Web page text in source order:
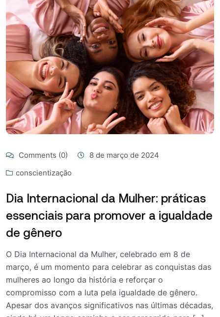
Comments (0)
8 de março de 2024
conscientização
Dia Internacional da Mulher: práticas
essenciais para promover a igualdade
de gênero
O Dia Internacional da Mulher, celebrado em 8 de
março, é um momento para celebrar as conquistas das
mulheres ao longo da história e reforçar o
compromisso com a luta pela igualdade de gênero.
Apesar dos avanços significativos nas últimas décadas,